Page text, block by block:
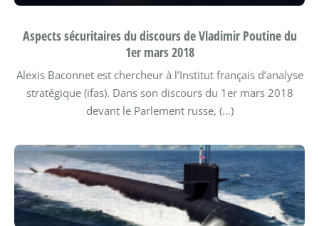
Aspects sécuritaires du discours de Vladimir Poutine du
1er mars 2018
Alexis Baconnet est chercheur à l’Institut français d’analyse
stratégique (ifas). Dans son discours du 1er mars 2018
devant le Parlement russe, (…)